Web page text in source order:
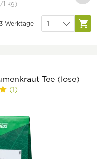
/1 kg)
Werktage
Tee (lose)
(1)